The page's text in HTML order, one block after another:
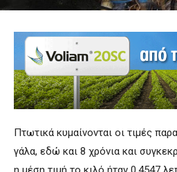
Πτωτικά κυμαίνονται οι τιμές
γάλα, εδώ και 8 χρόνια και